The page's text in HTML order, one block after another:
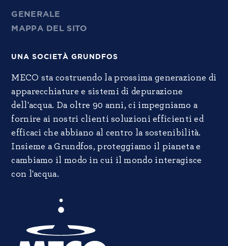
GENERALE
MAPPA DEL SITO
UNA SOCIETÀ GRUNDFOS
MECO sta costruendo la prossima generazione di
apparecchiature e sistemi di depurazione
dell'acqua. Da oltre 90 anni, ci impegniamo a
fornire ai nostri clienti soluzioni efficienti ed
efficaci che abbiano al centro la sostenibilità.
Insieme a Grundfos, proteggiamo il pianeta e
cambiamo il modo in cui il mondo interagisce
con l'acqua.